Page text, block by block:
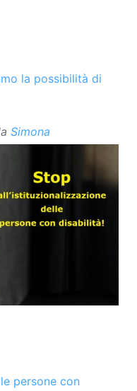
la possibilità di
Simona
persone con